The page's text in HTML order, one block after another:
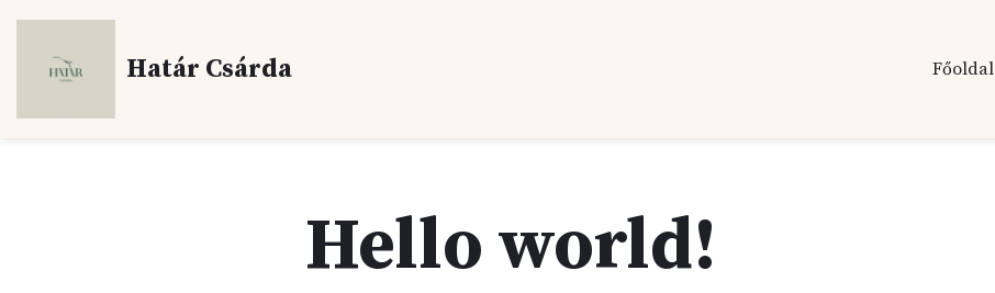
content
Határ Csárda Főoldal
Hello world!